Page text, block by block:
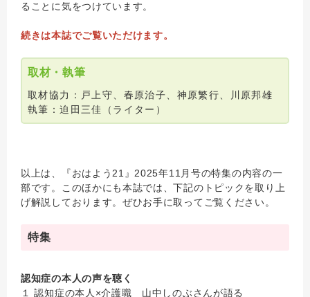
ることに気をつけています。
続きは本誌でご覧いただけます。
取材・執筆
取材協力：戸上守、春原治子、神原繁行、川原邦雄
執筆：迫田三佳（ライター）
以上は、『おはよう21』2025年11月号の特集の内容の一
部です。このほかにも本誌では、下記のトピックを取り上
げ解説しております。ぜひお手に取ってご覧ください。
特集
認知症の本人の声を聴く
１ 認知症の本人×介護職 山中しのぶさんが語る